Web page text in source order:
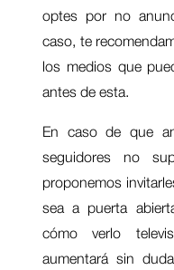
optes por no
caso, te
los medios que
antes de esta.
En caso de que
seguidores no
proponemos
sea a puerta
cómo verlo
aumentará sin